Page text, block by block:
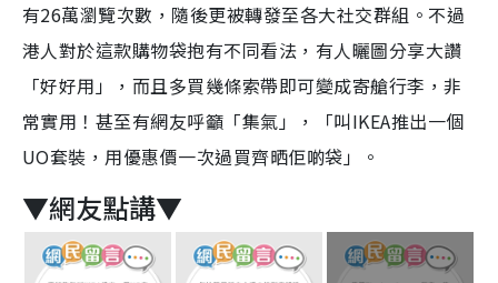
有26萬瀏覽次數，隨後更被轉發至各大社交群組。不過
港人對於這款購物袋抱有不同看法，有人曬圖分享大讚
「好好用」，而且多買幾條索帶即可變成寄艙行李，非
常實用！甚至有網友呼籲「集氣」，「叫IKEA推出一個
UO套裝，用優惠價一次過買齊晒佢啲袋」。
▼網友點講▼